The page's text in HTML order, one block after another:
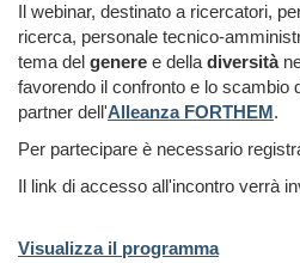
Il webinar, destinato a ricercatori,
ricerca, personale tecnico-
tema del genere e delladiversità
favorendo il confronto e lo scambio
partner dell'Alleanza FORTHEM.
Per partecipare è necessario
Il link di accesso all'incontro verrà
Visualizza il programma